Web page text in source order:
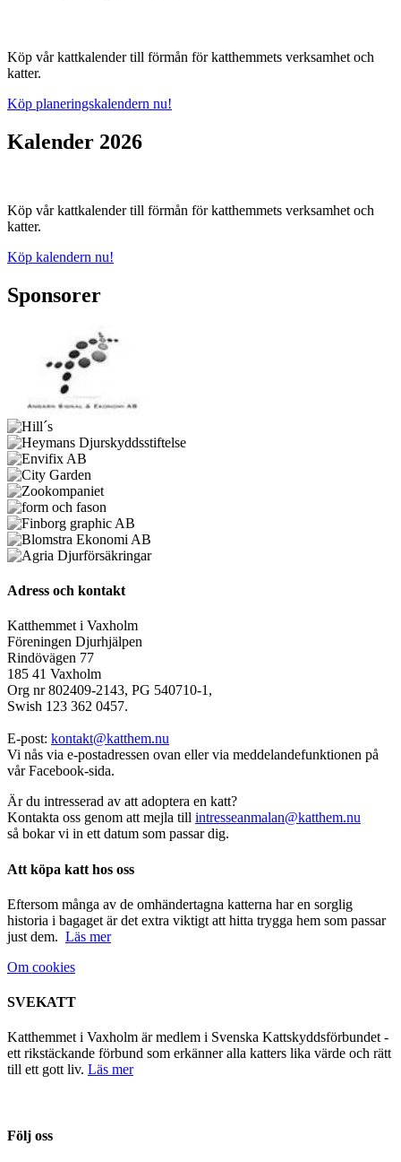
Köp vår kattkalender till förmån för katthemmets verksamhet och
katter.
Köp planeringskalendern nu!
Kalender 2026
Köp vår kattkalender till förmån för katthemmets verksamhet och
katter.
Köp kalendern nu!
Sponsorer
Adress och kontakt
Katthemmet i Vaxholm
Föreningen Djurhjälpen
Rindövägen 77
185 41 Vaxholm
Org nr 802409-2143, PG 540710-1,
Swish 123 362 0457.
E-post: kontakt@katthem.nu
Vi nås via e-postadressen ovan eller via meddelandefunktionen på
vår Facebook-sida.
Är du intresserad av att adoptera en katt?
Kontakta oss genom att mejla till intresseanmalan@katthem.nu
så bokar vi in ett datum som passar dig.
Att köpa katt hos oss
Eftersom många av de omhändertagna katterna har en sorglig
historia i bagaget är det extra viktigt att hitta trygga hem som passar
just dem. Läs mer
Om cookies
SVEKATT
Katthemmet i Vaxholm är medlem i Svenska Kattskyddsförbundet -
ett rikstäckande förbund som erkänner alla katters lika värde och rätt
till ett gott liv. Läs mer
Följ oss